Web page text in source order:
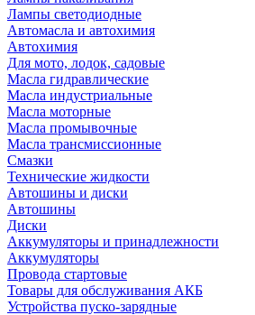
Лампы светодиодные
Автомасла и автохимия
Автохимия
Для мото, лодок, садовые
Масла гидравлические
Масла индустриальные
Масла моторные
Масла промывочные
Масла трансмиссионные
Смазки
Технические жидкости
Автошины и диски
Автошины
Диски
Аккумуляторы и принадлежности
Аккумуляторы
Провода стартовые
Товары для обслуживания АКБ
Устройства пуско-зарядные